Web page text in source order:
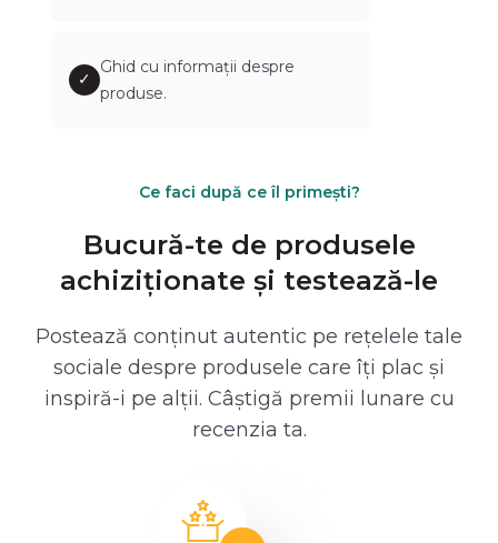
✓
Ghid cu informații despre
produse.
Ce faci după ce îl primești?
Bucură-te de produsele
achiziționate și testează-le
Postează conținut autentic pe rețelele tale
sociale despre produsele care îți plac și
inspiră-i pe alții. Câștigă premii lunare cu
recenzia ta.